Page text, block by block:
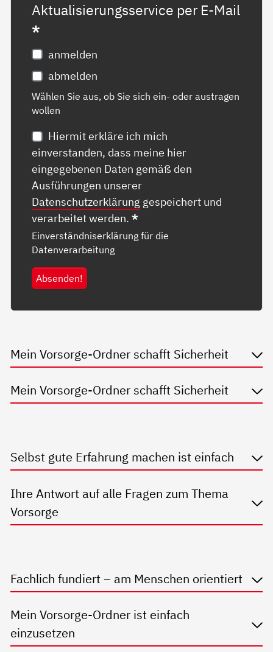
Aktualisierungsservice per E-Mail
*
anmelden
abmelden
Wählen Sie aus, ob Sie sich ein- oder austragen
wollen
Hiermit erkläre ich mich
einverstanden, dass meine hier
eingegebenen Daten gemäß den
Ausführungen unserer
Datenschutzerklärung gespeichert und
verarbeitet werden.*
Einverständniserklärung für die
Datenverarbeitung
Absenden!
Mein Vorsorge-Ordner schafft Sicherheit
Mein Vorsorge-Ordner schafft Sicherheit
Selbst gute Erfahrung machen ist einfach
Ihre Antwort auf alle Fragen zum Thema
Vorsorge
Fachlich fundiert – am Menschen orientiert
Mein Vorsorge-Ordner ist einfach
einzusetzen